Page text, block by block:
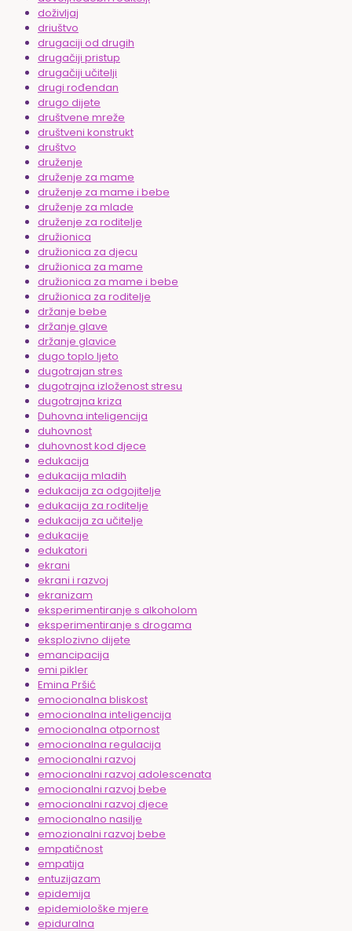
doživljaj
driuštvo
drugaciji od drugih
drugačiji pristup
drugačiji učitelji
drugi rođendan
drugo dijete
društvene mreže
društveni konstrukt
društvo
druženje
druženje za mame
druženje za mame i bebe
druženje za mlade
druženje za roditelje
družionica
družionica za djecu
družionica za mame
družionica za mame i bebe
družionica za roditelje
držanje bebe
držanje glave
držanje glavice
dugo toplo ljeto
dugotrajan stres
dugotrajna izloženost stresu
dugotrajna kriza
Duhovna inteligencija
duhovnost
duhovnost kod djece
edukacija
edukacija mladih
edukacija za odgojitelje
edukacija za roditelje
edukacija za učitelje
edukacije
edukatori
ekrani
ekrani i razvoj
ekranizam
eksperimentiranje s alkoholom
eksperimentiranje s drogama
eksplozivno dijete
emancipacija
emi pikler
Emina Pršić
emocionalna bliskost
emocionalna inteligencija
emocionalna otpornost
emocionalna regulacija
emocionalni razvoj
emocionalni razvoj adolescenata
emocionalni razvoj bebe
emocionalni razvoj djece
emocionalno nasilje
emozionalni razvoj bebe
empatičnost
empatija
entuzijazam
epidemija
epidemiološke mjere
epiduralna